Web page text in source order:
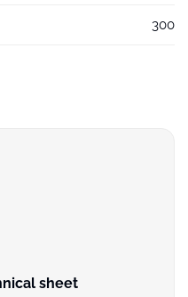
300
sheet